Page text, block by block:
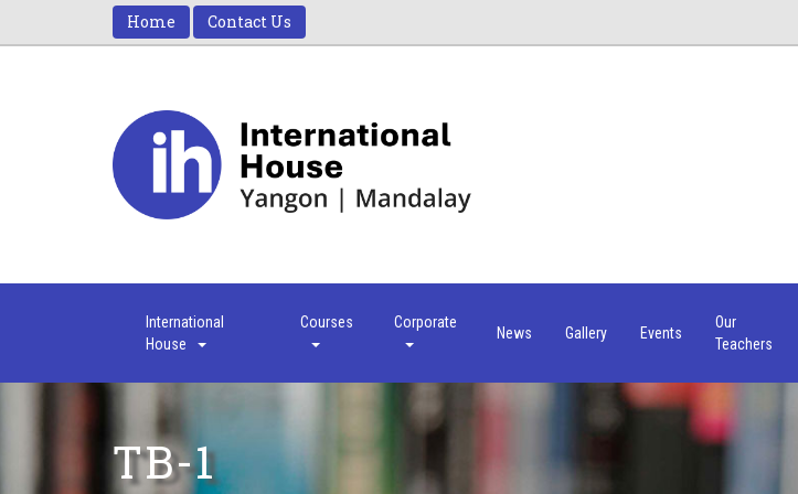
Home Contact Us
International
House
Courses Corporate
News Gallery Events
Our
Teachers
TB-1